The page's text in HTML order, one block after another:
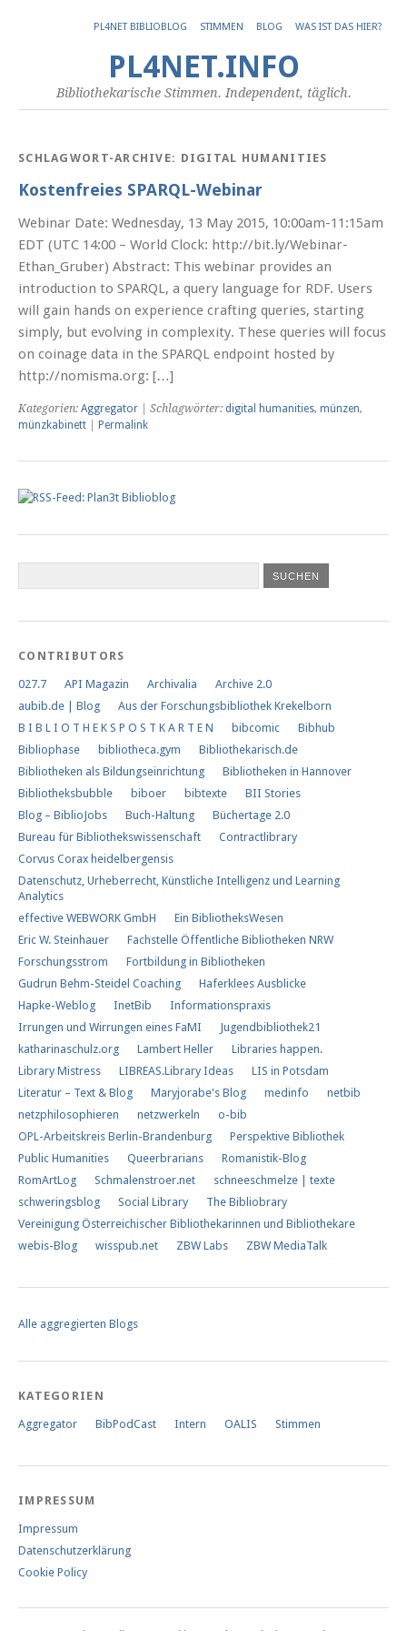
PL4NET BIBLIOBLOG STIMMEN BLOG WAS IST DAS HIER?
PL4NET.INFO
Bibliothekarische Stimmen. Independent, täglich.
SCHLAGWORT-ARCHIVE: DIGITAL HUMANITIES
Kostenfreies SPARQL-Webinar
Webinar Date: Wednesday, 13 May 2015, 10:00am-11:15am
EDT (UTC 14:00 – World Clock: http://bit.ly/Webinar-
Ethan_Gruber) Abstract: This webinar provides an
introduction to SPARQL, a query language for RDF. Users
will gain hands on experience crafting queries, starting
simply, but evolving in complexity. These queries will focus
on coinage data in the SPARQL endpoint hosted by
http://nomisma.org: […]
Kategorien: Aggregator | Schlagwörter: digital humanities, münzen,
münzkabinett
Permalink
CONTRIBUTORS
027.7 API Magazin Archivalia
Archive 2.0
aubib.de | Blog
Aus der Forschungs­bibliothek Krekelborn
B I B L I O T H E K S P O S T K A R T E N
bibcomic
Bibhub
Bibliophase
bibliotheca.gym
Bibliothekarisch.de
Bibliotheken als Bildungseinrichtung
Bibliotheken in Hannover
Bibliotheksbubble
biboer bibtexte
BII Stories
Blog – BiblioJobs
Buch-Haltung
Büchertage 2.0
Bureau für Bibliothekswissenschaft
Contractlibrary
Corvus Corax heidelbergensis
Datenschutz, Urheberrecht, Künstliche Intelligenz und Learning
Analytics
effective WEBWORK GmbH
Ein BibliotheksWesen
Eric W. Steinhauer
Fachstelle Öffentliche Bibliotheken NRW
Forschungs​strom​
Fortbildung in Bibliotheken
Gudrun Behm-Steidel Coaching
Haferklees Ausblicke
Hapke-Weblog
InetBib
Informationspraxis
Irrungen und Wirrungen eines FaMI
Jugendbibliothek21
katharinaschulz.org
Lambert Heller
Libraries happen.
Library Mistress
LIBREAS.Library Ideas
LIS in Potsdam
Literatur – Text & Blog
Maryjorabe's Blog medinfo
netbib
netzphilosophieren
netzwerkeln
o-bib
OPL-Arbeitskreis Berlin-Brandenburg
Perspektive Bibliothek
Public Humanities
Queerbrarians
Romanistik-Blog
RomArtLog
Schmalenstroer.net
schneeschmelze | texte
schweringsblog
Social Library
The Bibliobrary
Vereinigung Österreichischer Bibliothekarinnen und Bibliothekare
webis-Blog
wisspub.net ZBW Labs ZBW MediaTalk
Alle aggregierten Blogs
KATEGORIEN
Aggregator BibPodCast Intern OALIS Stimmen
IMPRESSUM
Impressum
Datenschutzerklärung
Cookie Policy